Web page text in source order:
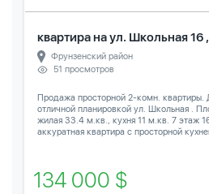
квартира на ул. Школьная 16
Фрунзенский район
51 просмотров
Продажа просторной 2-комн. квартиры.
отличной планировкой ул. Школьная .
жилая 33.4 м.кв., кухня 11 м.кв. 7 этаж
аккуратная квартира с просторной
134 000 $